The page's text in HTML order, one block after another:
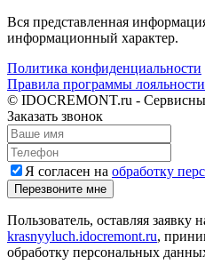
Вся представленная
информационный характер.
Политика конфиденциальности
Правила программы лояльности
© IDOCREMONT.ru -
Заказать звонок
Я согласен на обработку
Перезвоните мне
Пользователь, оставляя заявку
krasnyyluch.idocremont.ru,
обработку персональных